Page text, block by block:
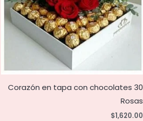
Corazón en tapa con chocolates 30
Rosas
$1,620.00